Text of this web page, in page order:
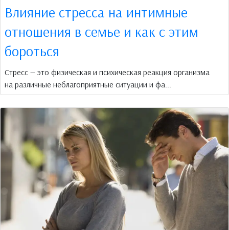
Влияние стресса на интимные
отношения в семье и как с этим
бороться
Стресс — это физическая и психическая реакция организма
на различные неблагоприятные ситуации и фа...